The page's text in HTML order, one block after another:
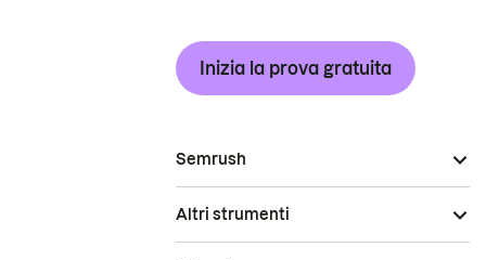
Inizia la prova gratuita
Semrush
Altri strumenti